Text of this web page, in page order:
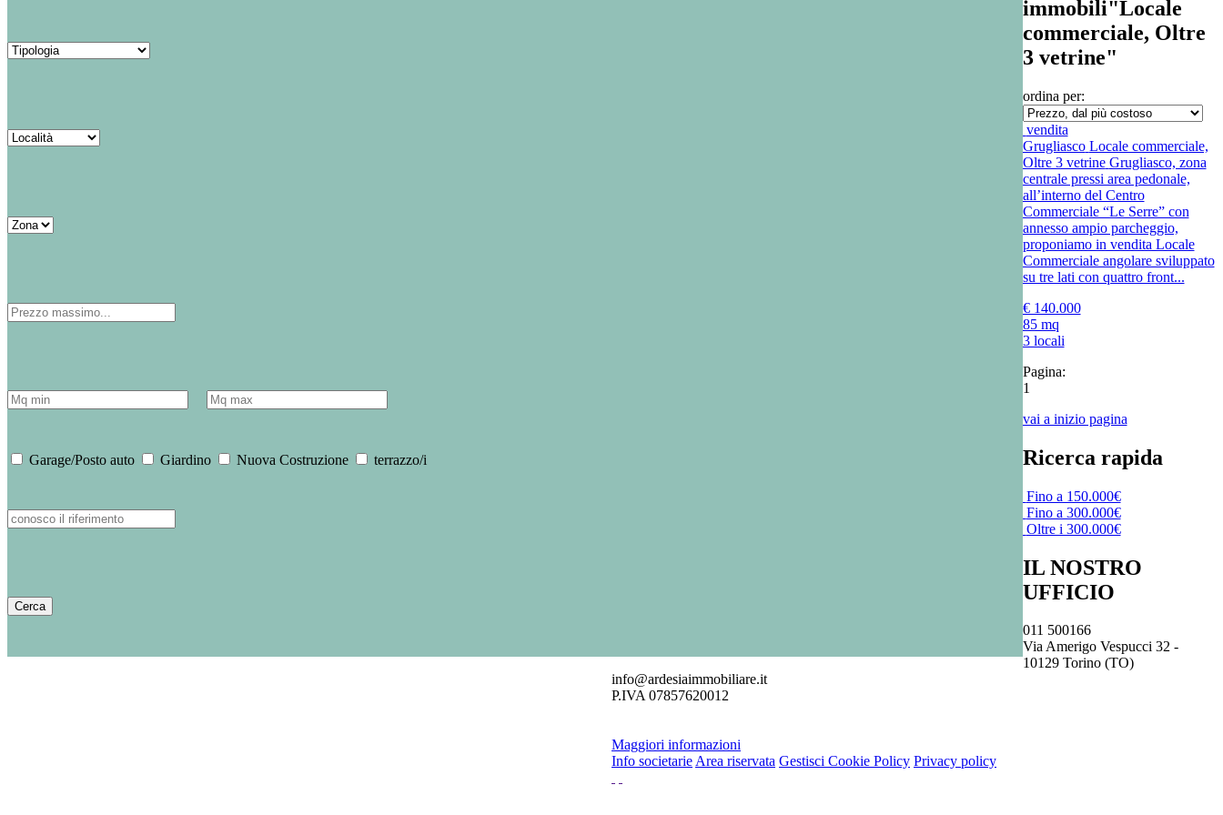
Garage/Posto auto Giardino Nuova Costruzione terrazzo/i
immobili"Locale
commerciale, Oltre
3 vetrine"
ordina per:
vendita
Grugliasco Locale commerciale,
Oltre 3 vetrine Grugliasco, zona
centrale pressi area pedonale,
all’interno del Centro
Commerciale “Le Serre” con
annesso ampio parcheggio,
proponiamo in vendita Locale
Commerciale angolare sviluppato
su tre lati con quattro front...
€ 140.000
85 mq
3 locali
Pagina:
1
vai a inizio pagina
Ricerca rapida
Fino a 150.000€
Fino a 300.000€
Oltre i 300.000€
IL NOSTRO
UFFICIO
011 500166
Via Amerigo Vespucci 32 -
10129 Torino (TO)
info@ardesiaimmobiliare.it
P.IVA 07857620012
Maggiori informazioni
Info societarieArea riservata Gestisci Cookie Policy Privacy policy